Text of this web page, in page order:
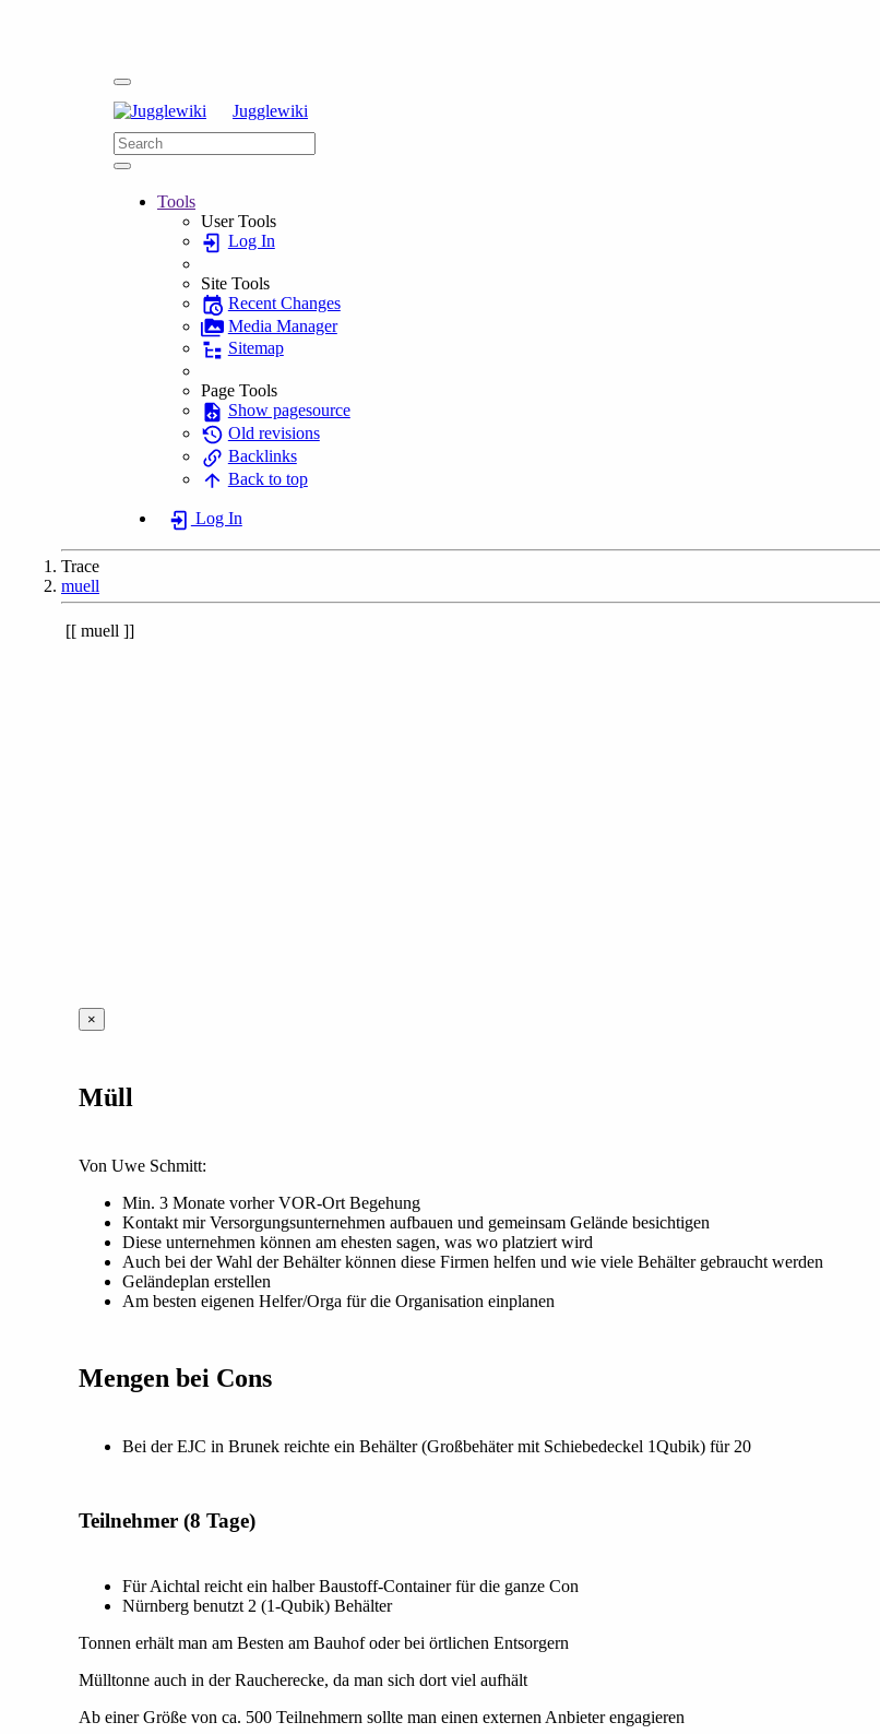
Jugglewiki
Tools
User Tools
Log In
Site Tools
Recent Changes
Media Manager
Sitemap
Page Tools
Show pagesource
Old revisions
Backlinks
Back to top
Log In
Trace
muell
muell
×
Müll
Von Uwe Schmitt:
Min. 3 Monate vorher VOR-Ort Begehung
Kontakt mir Versorgungsunternehmen aufbauen und gemeinsam Gelände besichtigen
Diese unternehmen können am ehesten sagen, was wo platziert wird
Auch bei der Wahl der Behälter können diese Firmen helfen und wie viele Behälter gebraucht werden
Geländeplan erstellen
Am besten eigenen Helfer/Orga für die Organisation einplanen
Mengen bei Cons
Bei der EJC in Brunek reichte ein Behälter (Großbehäter mit Schiebedeckel 1Qubik) für 20
Teilnehmer (8 Tage)
Für Aichtal reicht ein halber Baustoff-Container für die ganze Con
Nürnberg benutzt 2 (1-Qubik) Behälter
Tonnen erhält man am Besten am Bauhof oder bei örtlichen Entsorgern
Mülltonne auch in der Raucherecke, da man sich dort viel aufhält
Ab einer Größe von ca. 500 Teilnehmern sollte man einen externen Anbieter engagieren